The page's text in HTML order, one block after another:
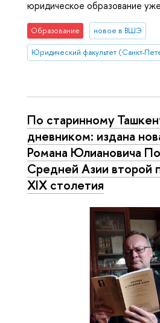
юридическое образование
Образование новое в ВШЭ
Юридический факультет (Санкт-
По старинному
дневником: издана
Романа Юлиановича
Средней Азии второй
XIX столетия